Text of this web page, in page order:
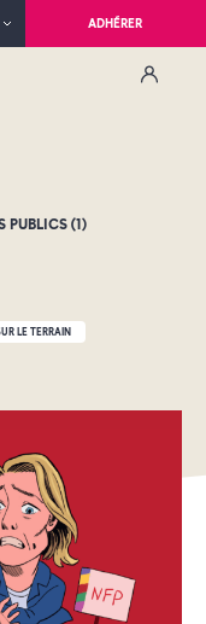
ADHÉRER
PUBLICS (1)
LE TERRAIN